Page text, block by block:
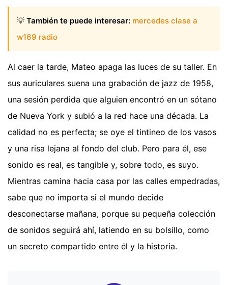
💡 También te puede interesar: mercedes clase a
w169 radio
Al caer la tarde, Mateo apaga las luces de su taller. En
sus auriculares suena una grabación de jazz de 1958,
una sesión perdida que alguien encontró en un sótano
de Nueva York y subió a la red hace una década. La
calidad no es perfecta; se oye el tintineo de los vasos
y una risa lejana al fondo del club. Pero para él, ese
sonido es real, es tangible y, sobre todo, es suyo.
Mientras camina hacia casa por las calles empedradas,
sabe que no importa si el mundo decide
desconectarse mañana, porque su pequeña colección
de sonidos seguirá ahí, latiendo en su bolsillo, como
un secreto compartido entre él y la historia.